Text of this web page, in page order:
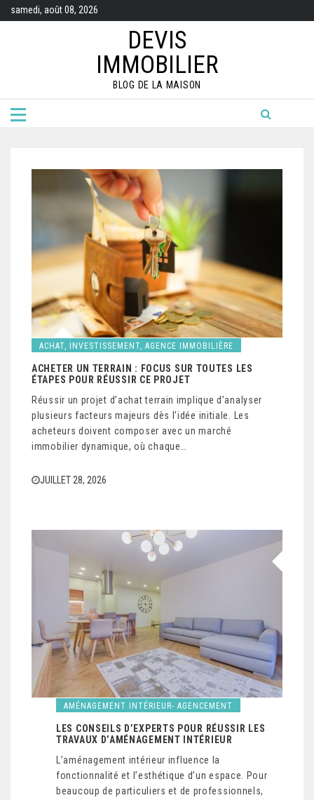
samedi, août 08, 2026
DEVIS
IMMOBILIER
BLOG DE LA MAISON
ACHAT, INVESTISSEMENT, AGENCE IMMOBILIÈRE
ACHETER UN TERRAIN : FOCUS SUR TOUTES LES
ÉTAPES POUR RÉUSSIR CE PROJET
Réussir un projet d’achat terrain implique d’analyser
plusieurs facteurs majeurs dès l’idée initiale. Les
acheteurs doivent composer avec un marché
immobilier dynamique, où chaque…
JUILLET 28, 2026
AMÉNAGEMENT INTÉRIEUR- AGENCEMENT
LES CONSEILS D’EXPERTS POUR RÉUSSIR LES
TRAVAUX D’AMÉNAGEMENT INTÉRIEUR
L’aménagement intérieur influence la
fonctionnalité et l’esthétique d’un espace. Pour
beaucoup de particuliers et de professionnels,